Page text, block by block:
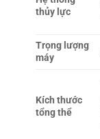
thủy lực
Trọng lượng
máy
Kích thước
tổng thể